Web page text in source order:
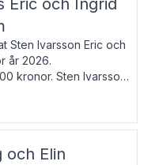
Eric och Ingrid
Sten Ivarsson Eric och
år 2026.
kronor. Sten Ivarsson,
vid
Här har han på
och Elin